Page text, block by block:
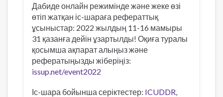
Дабиде онлайн режимінде және жеке өзі
өтіп жатқан іс-шараға рефераттық
ұсыныстар: 2022 жылдың 11-16 мамыры
31 қазанға дейін ұзартылды! Оқиға туралы
қосымша ақпарат алыңыз және
рефератыңызды жіберіңіз:
issup.net/event2022
Іс-шара бойынша серіктестер: ICUDDR,